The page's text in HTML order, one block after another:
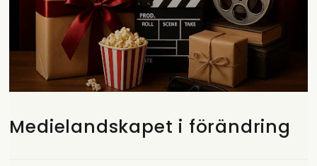
Medielandskapet i förändring